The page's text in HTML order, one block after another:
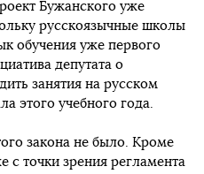
Бужанского уже
русскоязычные школы
обучения уже первого
депутата о
занятия на русском
этого учебного года.
закона не было. Кроме
с точки зрения регламента